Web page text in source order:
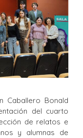
Caballero Bonald
del cuarto
de relatos e
y alumnas de